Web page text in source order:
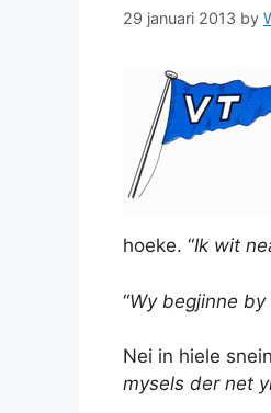
29 januari 2013 by
hoeke. “Ik wit
“Wy begjinne by
Nei in hiele
mysels der net